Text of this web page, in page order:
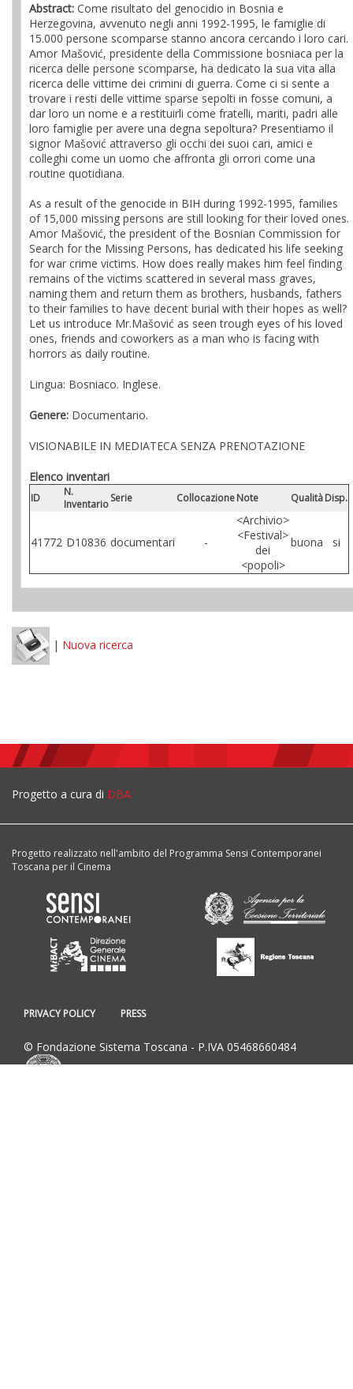
Abstract: Come risultato del genocidio in Bosnia e
Herzegovina, avvenuto negli anni 1992-1995, le famiglie di
15.000 persone scomparse stanno ancora cercando i loro cari.
Amor Mašović, presidente della Commissione bosniaca per la
ricerca delle persone scomparse, ha dedicato la sua vita alla
ricerca delle vittime dei crimini di guerra. Come ci si sente a
trovare i resti delle vittime sparse sepolti in fosse comuni, a
dar loro un nome e a restituirli come fratelli, mariti, padri alle
loro famiglie per avere una degna sepoltura? Presentiamo il
signor Mašović attraverso gli occhi dei suoi cari, amici e
colleghi come un uomo che affronta gli orrori come una
routine quotidiana.
As a result of the genocide in BIH during 1992-1995, families
of 15,000 missing persons are still looking for their loved ones.
Amor Mašović, the president of the Bosnian Commission for
Search for the Missing Persons, has dedicated his life seeking
for war crime victims. How does really makes him feel finding
remains of the victims scattered in several mass graves,
naming them and return them as brothers, husbands, fathers
to their families to have decent burial with their hopes as well?
Let us introduce Mr.Mašović as seen trough eyes of his loved
ones, friends and coworkers as a man who is facing with
horrors as daily routine.
Lingua: Bosniaco. Inglese.
Genere: Documentario.
VISIONABILE IN MEDIATECA SENZA PRENOTAZIONE
Elenco inventari
ID
N.
InventarioSerie CollocazioneNote QualitàDisp.
41772 D10836 documentari -
<Archivio>
<Festival>
dei
<popoli>
buona si
| Nuova ricerca
Progetto a cura di DBA
Progetto realizzato nell'ambito del Programma Sensi Contemporanei
Toscana per il Cinema
PRIVACY POLICY PRESS
© Fondazione Sistema Toscana - P.IVA 05468660484